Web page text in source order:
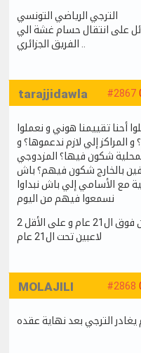
الترجي الرياضي التونسي
على انتقال حسام غشة الي
#2867
tarajjidawla
أحنا تقييمنا هوني و نعملوا
و المراكز إلي لازم ندعموها؟ و
شكون فيها؟ المزدوجي
بالخارج شكون فيهم؟ باش
مع الأسامي إلي باش نبداوا
نسمعوا فيهم من اليوم
مع العلم إلي عندنا الحق في 4 لاعبين فوق ال21 عام و على الأقل 2
لاعبين تحت ال21 عام
#2868
MOLAJILI
يغادر الترجي بعد نهاية عقده